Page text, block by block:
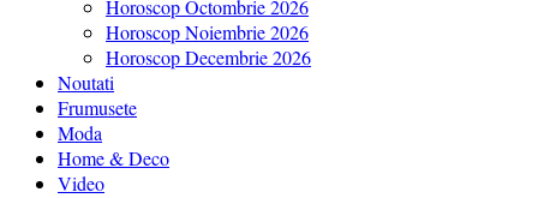
Horoscop Octombrie 2026
Horoscop Noiembrie 2026
Horoscop Decembrie 2026
Noutati
Frumusete
Moda
Home & Deco
Video